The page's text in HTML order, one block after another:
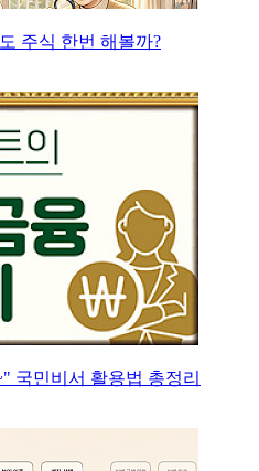
주식 한번 해볼까?
국민비서 활용법 총정리